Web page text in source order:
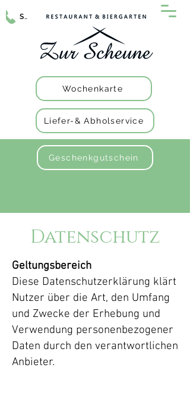
Wochenkarte
Spezialkarte
Liefer-& Abholservice
Geschenkgutschein
Datenschutz
Geltungsbereich
Diese Datenschutzerklärung klärt
Nutzer über die Art, den Umfang
und Zwecke der Erhebung und
Verwendung personenbezogener
Daten durch den verantwortlichen
Anbieter.